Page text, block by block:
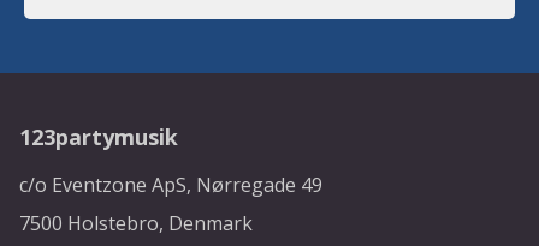
123partymusik
c/o Eventzone ApS, Nørregade 49
7500 Holstebro, Denmark